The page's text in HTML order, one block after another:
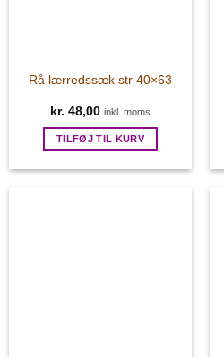
Rå lærredssæk str 40×63
kr. 48,00 inkl. moms
TILFØJ TIL KURV